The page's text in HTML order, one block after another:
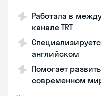
Работала в
канале TRT
английском
Помогает
современном